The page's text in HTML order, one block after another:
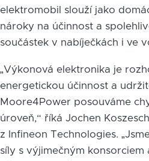
elektromobil slouží jako
nároky na účinnost a
součástek v nabíječkách i ve
„Výkonová elektronika je
energetickou účinnost a
Moore4Power posouváme
úroveň,“ říká Jochen
z Infineon Technologies.
síly s výjimečným konsorciem